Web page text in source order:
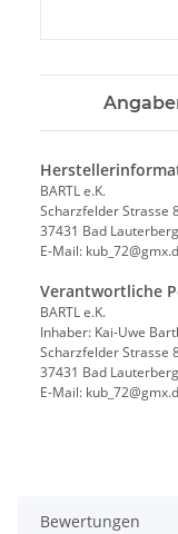
BARTL e.K.
Scharzfelder Strasse
37431 Bad
E-Mail:
Verantwortliche
BARTL e.K.
Inhaber: Kai-Uwe Bartl
Scharzfelder Strasse
37431 Bad
E-Mail:
Bewertungen